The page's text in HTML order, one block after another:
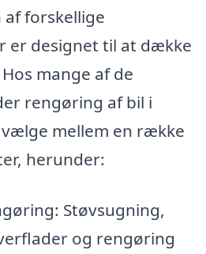
forskellige
er designet til at dække
mange af de
rengøring af bil i
mellem en række
herunder:
Støvsugning,
og rengøring